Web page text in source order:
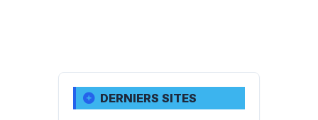
DERNIERS SITES